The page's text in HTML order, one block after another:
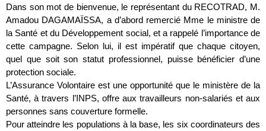
Dans son mot de bienvenue, le représentant du RECOTRAD, M.
Amadou DAGAMAÏSSA, a d’abord remercié Mme le ministre de
la Santé et du Développement social, et a rappelé l’importance de
cette campagne. Selon lui, il est impératif que chaque citoyen,
quel que soit son statut professionnel, puisse bénéficier d’une
protection sociale.
L’Assurance Volontaire est une opportunité que le ministère de la
Santé, à travers l’INPS, offre aux travailleurs non-salariés et aux
personnes sans couverture formelle.
Pour atteindre les populations à la base, les six coordinateurs des